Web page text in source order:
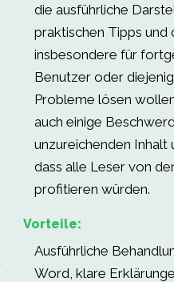
die ausführliche
praktischen Tipps und
insbesondere für
Benutzer oder
Probleme lösen
auch einige
unzureichenden Inhalt
dass alle Leser von
profitieren würden.
Vorteile:
Ausführliche
Word, klare